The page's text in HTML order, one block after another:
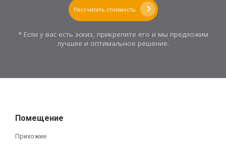
Рассчитать стоимость
* Если у вас есть эскиз, прикрепите его и мы предложим
лучшее и оптимальное решение.
Помещение
Прихожие